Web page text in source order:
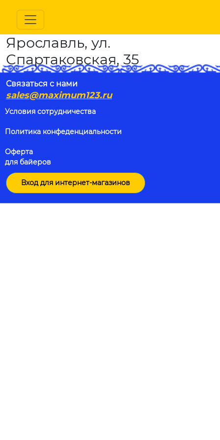
Ярославль, ул.
Спартаковская, 35
Связаться с нами
sales@maximum123.ru
Условия сотрудничества
Политика конфеденциальности
Оферта
для байеров
Вход для интернет-магазинов